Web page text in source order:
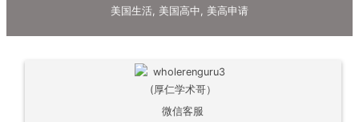
美国生活, 美国高中, 美高申请
微信客服